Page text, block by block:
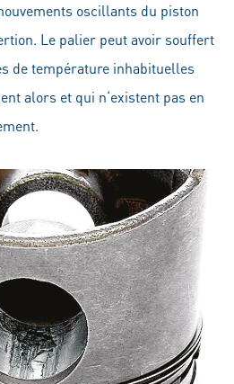
oscillants du piston
Le palier peut avoir souffert
de température inhabituelles
alors et qui n‘existent pas en